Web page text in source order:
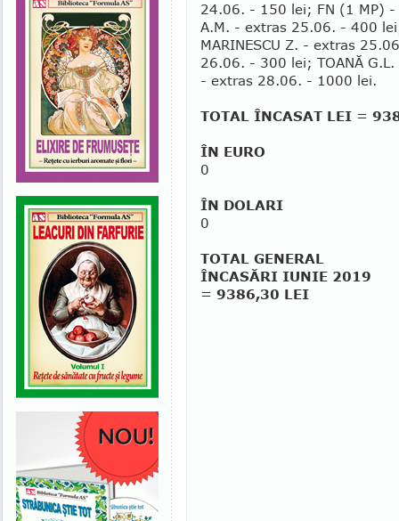
24.06. - 150 lei; FN (1 MP)
A.M. - extras 25.06. - 400
MARINESCU Z. - extras
26.06. - 300 lei; TOANĂ
- extras 28.06. - 1000 lei.
TOTAL ÎNCASAT LEI =
ÎN EURO
0
ÎN DOLARI
0
TOTAL GENERAL
ÎNCASĂRI IUNIE 2019
= 9386,30 LEI